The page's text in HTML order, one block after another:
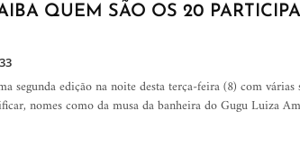
QUEM SÃO OS 20
segunda edição na noite desta terça-feira (8) com várias
nomes como da musa da banheira do Gugu Luiza